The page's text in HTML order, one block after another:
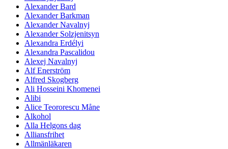
Alexander Bard
Alexander Barkman
Alexander Navalnyj
Alexander Solzjenitsyn
Alexandra Erdélyi
Alexandra Pascalidou
Alexej Navalnyj
Alf Enerström
Alfred Skogberg
Ali Hosseini Khomenei
Alibi
Alice Teororescu Måne
Alkohol
Alla Helgons dag
Alliansfrihet
Allmänläkaren